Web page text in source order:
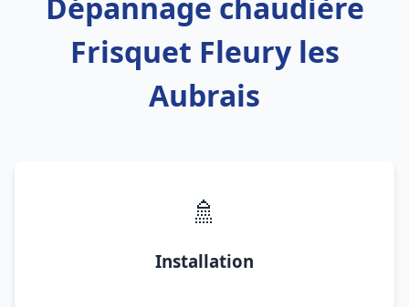
Frisquet Fleury les
Aubrais
🚿
Installation